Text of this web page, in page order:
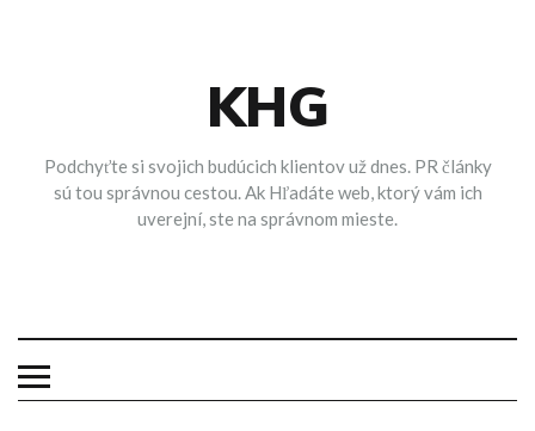
KHG
Podchyťte si svojich budúcich klientov už dnes. PR články
sú tou správnou cestou. Ak Hľadáte web, ktorý vám ich
uverejní, ste na správnom mieste.